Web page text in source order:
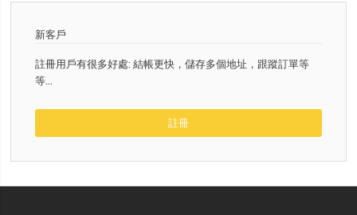
新客戶
註冊用戶有很多好處: 結帳更快，儲存多個地址，跟蹤訂單等
等...
註冊